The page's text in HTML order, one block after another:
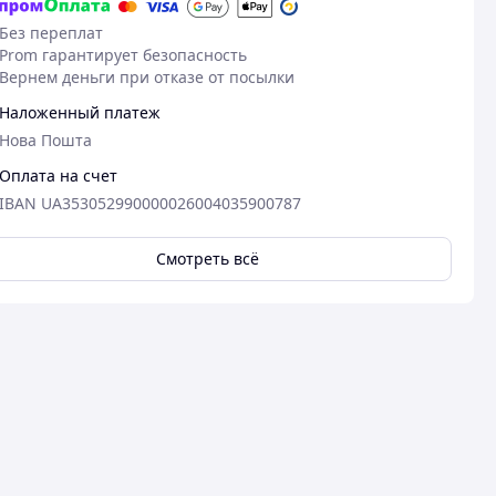
Без переплат
Prom гарантирует безопасность
Вернем деньги при отказе от посылки
Наложенный платеж
Нова Пошта
Оплата на счет
IBAN UA353052990000026004035900787
Смотреть всё